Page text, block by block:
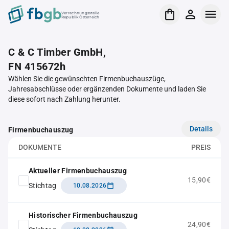
Verrechnungsstelle
Republik Österreich
C & C Timber GmbH,
FN 415672h
Wählen Sie die gewünschten Firmenbuchauszüge,
Jahresabschlüsse oder ergänzenden Dokumente und laden Sie
diese sofort nach Zahlung herunter.
Firmenbuchauszug Details
DOKUMENTE PREIS
Aktueller Firmenbuchauszug
Stichtag
10.08.2026
15,90€
Historischer Firmenbuchauszug
24,90€